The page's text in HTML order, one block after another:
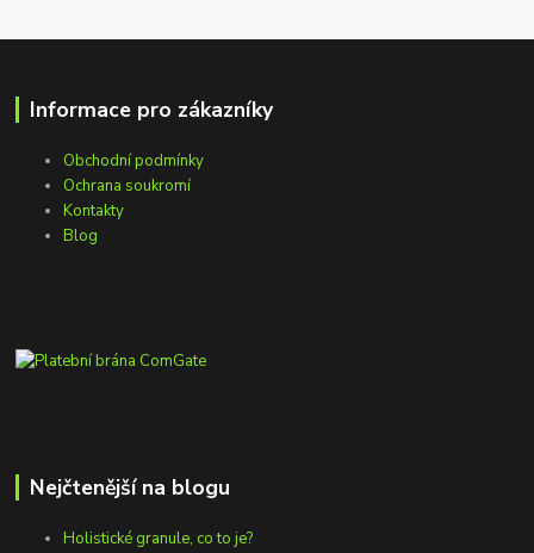
Informace pro zákazníky
Obchodní podmínky
Ochrana soukromí
Kontakty
Blog
Nejčtenější na blogu
Holistické granule, co to je?